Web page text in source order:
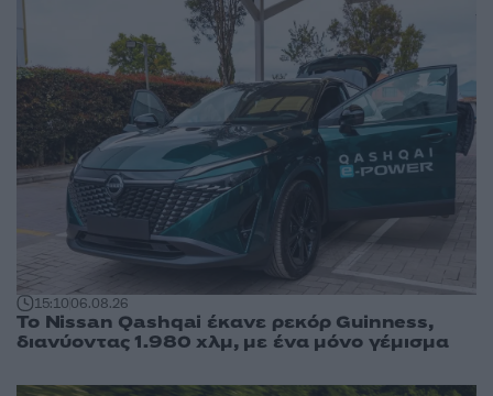
15:1006.08.26
Το Nissan Qashqai έκανε ρεκόρ Guinness,
διανύοντας 1.980 χλμ, με ένα μόνο γέμισμα